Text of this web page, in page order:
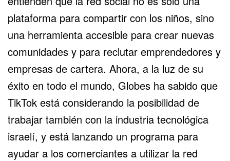
plataforma para compartir con los niños, sino
una herramienta accesible para crear nuevas
comunidades y para reclutar emprendedores y
empresas de cartera. Ahora, a la luz de su
éxito en todo el mundo, Globes ha sabido que
TikTok está considerando la posibilidad de
trabajar también con la industria tecnológica
israelí, y está lanzando un programa para
ayudar a los comerciantes a utilizar la red